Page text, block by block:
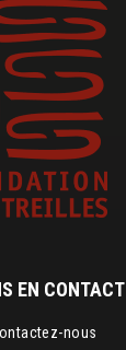
EN CONTACT
nous